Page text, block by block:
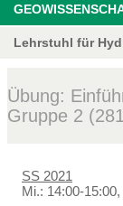
Lehrstuhl für
Übung:
Gruppe 2
SS 2021
Mi.: 14:00-15:00,